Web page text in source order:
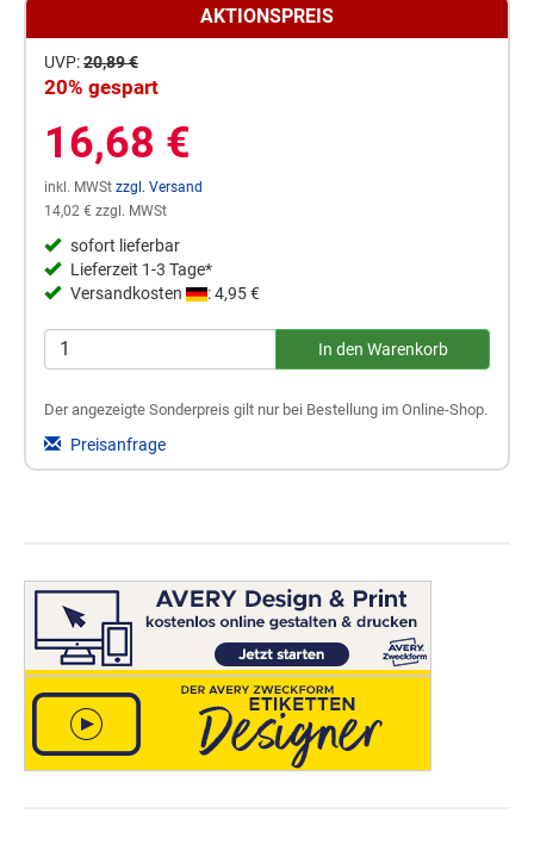
AKTIONSPREIS
UVP:20,89 €
20% gespart
16,68 €
inkl. MWSt zzgl. Versand
14,02 € zzgl. MWSt
sofort lieferbar
Lieferzeit 1-3 Tage*
Versandkosten
: 4,95 €
Der angezeigte Sonderpreis gilt nur bei Bestellung im Online-Shop.
Preisanfrage